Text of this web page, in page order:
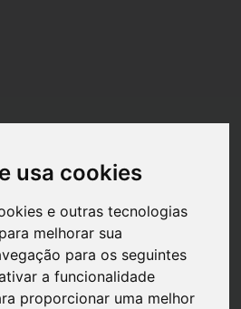
usa cookies
e outras tecnologias
melhorar sua
para os seguintes
a funcionalidade
proporcionar uma melhor